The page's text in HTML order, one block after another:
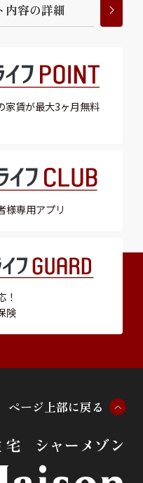
内容の詳細
家賃が最大3ヶ月無料
様専用アプリ
！
険
ページ 上部に戻る